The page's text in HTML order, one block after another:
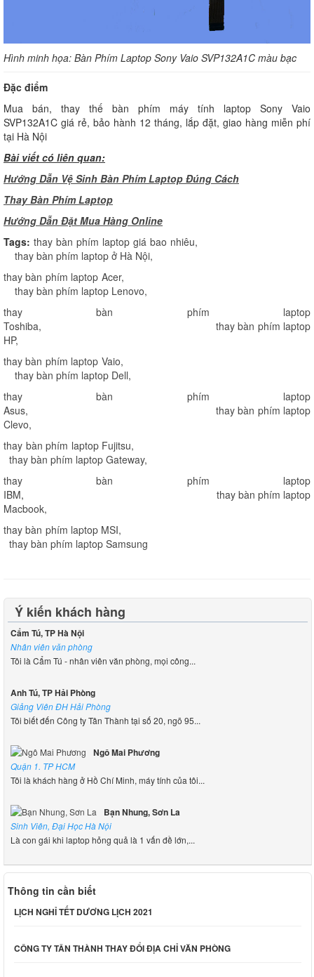
Hình minh họa: Bàn Phím Laptop Sony Vaio SVP132A1C màu bạc
Đặc điểm
Mua bán, thay thế bàn phím máy tính laptop Sony Vaio
SVP132A1C giá rẻ, bảo hành 12 tháng, lắp đặt, giao hàng miễn phí
tại Hà Nội
Bài viết có liên quan:
Hướng Dẫn Vệ Sinh Bàn Phím Laptop Đúng Cách
Thay Bàn Phím Laptop
Hướng Dẫn Đặt Mua Hàng Online
Tags: thay bàn phím laptop giá bao nhiêu,
thay bàn phím laptop ở Hà Nội,
thay bàn phím laptop Acer,
thay bàn phím laptop Lenovo,
thay bàn phím laptop
Toshiba,
thay bàn phím laptop
HP,
thay bàn phím laptop Vaio,
thay bàn phím laptop Dell,
thay bàn phím laptop
Asus,
thay bàn phím laptop
Clevo,
thay bàn phím laptop Fujitsu,
thay bàn phím laptop Gateway,
thay bàn phím laptop
IBM, thay bàn phím laptop
Macbook,
thay bàn phím laptop MSI,
thay bàn phím laptop Samsung
Ý kiến khách hàng
Cẩm Tú, TP Hà Nội
Nhân viên văn phòng
Tôi là Cẩm Tú - nhân viên văn phòng, mọi công...
Anh Tú, TP Hải Phòng
Giảng Viên ĐH Hải Phòng
Tôi biết đến Công ty Tân Thành tại số 20, ngõ 95...
Ngô Mai Phương
Quận 1. TP HCM
Tôi là khách hàng ở Hồ Chí Minh, máy tính của tôi...
Bạn Nhung, Sơn La
Sinh Viên, Đại Học Hà Nội
Là con gái khi laptop hỏng quả là 1 vấn đề lớn,...
Thông tin cần biết
LỊCH NGHỈ TẾT DƯƠNG LỊCH 2021
CÔNG TY TÂN THÀNH THAY ĐỔI ĐỊA CHỈ VĂN PHÒNG